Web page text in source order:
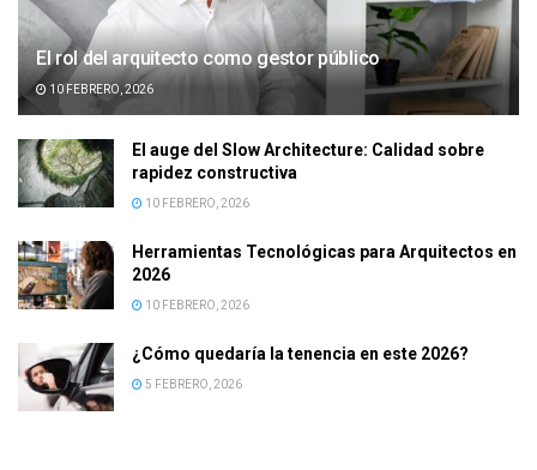
El rol del arquitecto como gestor público
10 FEBRERO, 2026
El auge del Slow Architecture: Calidad sobre
rapidez constructiva
10 FEBRERO, 2026
Herramientas Tecnológicas para Arquitectos en
2026
10 FEBRERO, 2026
¿Cómo quedaría la tenencia en este 2026?
5 FEBRERO, 2026